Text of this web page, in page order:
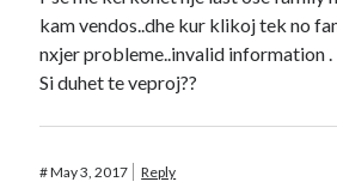
kam vendos..dhe kur klikoj tek no
nxjer probleme..invalid information .
Si duhet te veproj??
#May 3, 2017 Reply